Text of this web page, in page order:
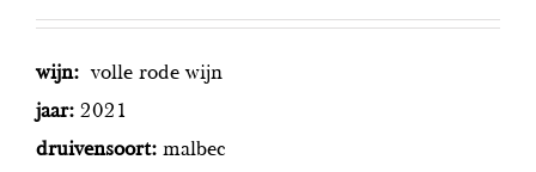
wijn: volle rode wijn
jaar: 2021
druivensoort: malbec